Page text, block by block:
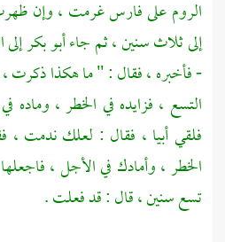
الرومعلىفارسغرمت ، وإن
إلى ثلاث سنين ، ثم جاءأبو بكر
- فأخبره ، فقال : " ما هكذا ذكرت ،
التسع ، فزايده في الخطر ،
فلقيأبيا ، فقال : لعلك ندمت ،
الخطر ، وأمادك في الأجل ،
تسع سنين ، قال : قد فعلت .